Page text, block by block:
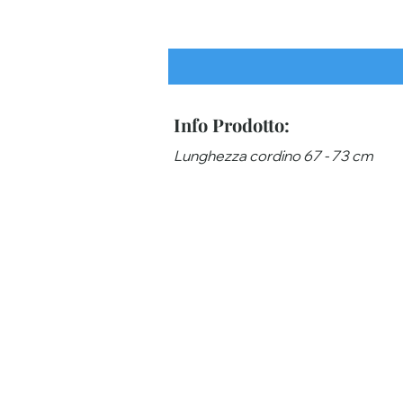
Info Prodotto:
Lunghezza cordino 67 - 73 cm